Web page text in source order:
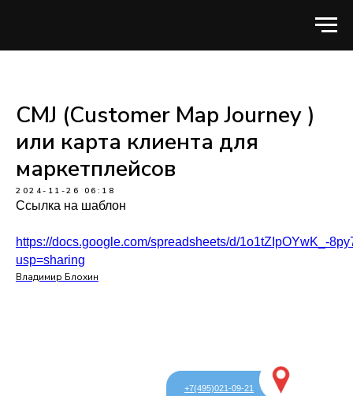
CMJ (Customer Map Journey )
или карта клиента для
маркетплейсов
2024-11-26 06:18
Ссылка на шаблон
https://docs.google.com/spreadsheets/d/1o1tZIpOYwK_-
usp=sharing
Владимир Блохин
+7(495)021-09-21